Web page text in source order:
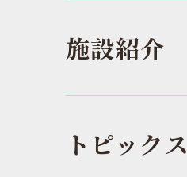
施設紹介
トピックス